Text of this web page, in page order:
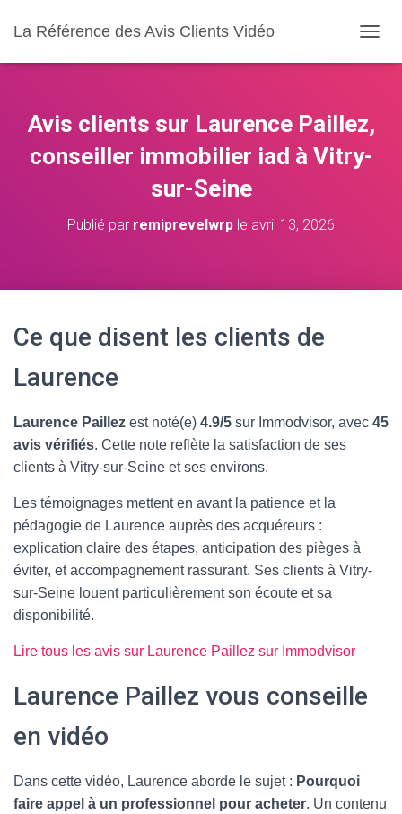
La Référence des Avis Clients Vidéo
É
E
Avis clients sur Laurence Paillez,
conseiller immobilier iad à Vitry-
sur-Seine
Publié par remiprevelwrp le avril 13, 2026
Ce que disent les clients de
Laurence
Laurence Paillez est noté(e) 4.9/5 sur Immodvisor, avec 45
avis vérifiés. Cette note reflète la satisfaction de ses
clients à Vitry-sur-Seine et ses environs.
Les témoignages mettent en avant la patience et la
pédagogie de Laurence auprès des acquéreurs :
explication claire des étapes, anticipation des pièges à
éviter, et accompagnement rassurant. Ses clients à Vitry-
sur-Seine louent particulièrement son écoute et sa
disponibilité.
Lire tous les avis sur Laurence Paillez sur Immodvisor
Laurence Paillez vous conseille
en vidéo
Dans cette vidéo, Laurence aborde le sujet : Pourquoi
faire appel à un professionnel pour acheter. Un contenu